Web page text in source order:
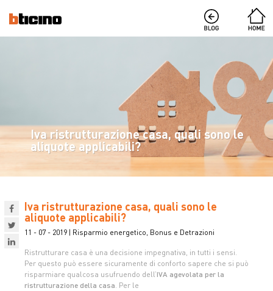
Iva ristrutturazione casa, quali sono le
aliquote applicabili?
Iva ristrutturazione casa, quali sono le
aliquote applicabili?
11 - 07 - 2019 | Risparmio energetico, Bonus e Detrazioni
Ristrutturare casa è una decisione impegnativa, in tutti i sensi.
Per questo può essere sicuramente di conforto sapere che si può
risparmiare qualcosa usufruendo dell’IVA agevolata per la
ristrutturazione della casa. Per le